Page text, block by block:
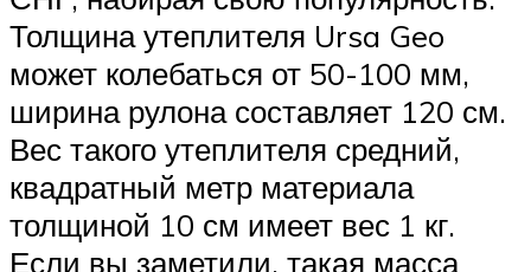
Толщина утеплителя Ursa Geo
может колебаться от 50-100 мм,
ширина рулона составляет 120 см.
Вес такого утеплителя средний,
квадратный метр материала
толщиной 10 см имеет вес 1 кг.
Если вы заметили, такая масса